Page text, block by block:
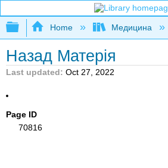
Expand/collapse global
Home Медицина
Назад Матерія
Last updated Oct 27, 2022
Page ID
70816